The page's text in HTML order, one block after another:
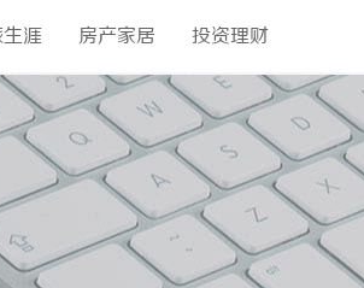
涯 房产家居 投资理财